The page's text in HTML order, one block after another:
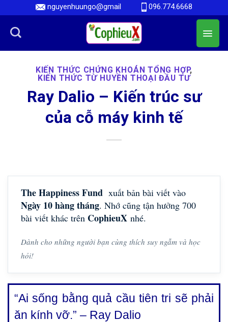
nguyenhuungo@gmail 096.774.6668
KIẾN THỨC CHỨNG KHOÁN TỔNG HỢP,
KIẾN THỨC TỪ HUYỀN THOẠI ĐẦU TƯ
Ray Dalio – Kiến trúc sư
của cỗ máy kinh tế
The Happiness Fund xuất bản bài viết vào
Ngày 10 hàng tháng. Nhớ cũng tận hưởng 700
bài viết khác trên CophieuX nhé.
Dành cho những người bạn cùng thích suy ngẫm và học
hỏi!
“Ai sống bằng quả cầu tiên tri sẽ phải
ăn kính vỡ.” – Ray Dalio